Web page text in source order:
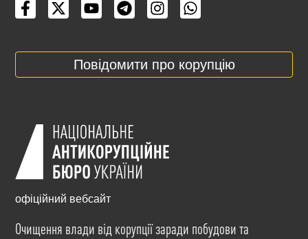
Повідомити про корупцію
офіційний вебсайт
Очищення влади від корупції заради побудови та